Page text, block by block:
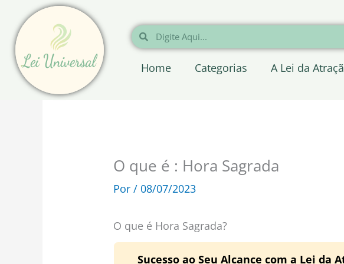
para
conteúdo
Pesquisar
Pesquisar
Home Categorias A Lei da
O que é : Hora Sagrada
Por/ 08/07/2023
O que é Hora Sagrada?
Sucesso ao Seu Alcance com a Lei da